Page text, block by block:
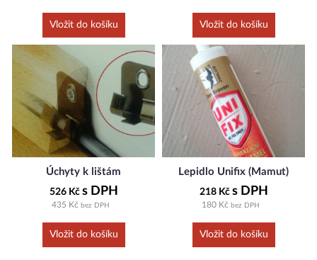
Úchyty k lištám
526 Kč s DPH
435 Kč bez DPH
Lepidlo Unifix (Mamut)
218 Kč s DPH
180 Kč bez DPH